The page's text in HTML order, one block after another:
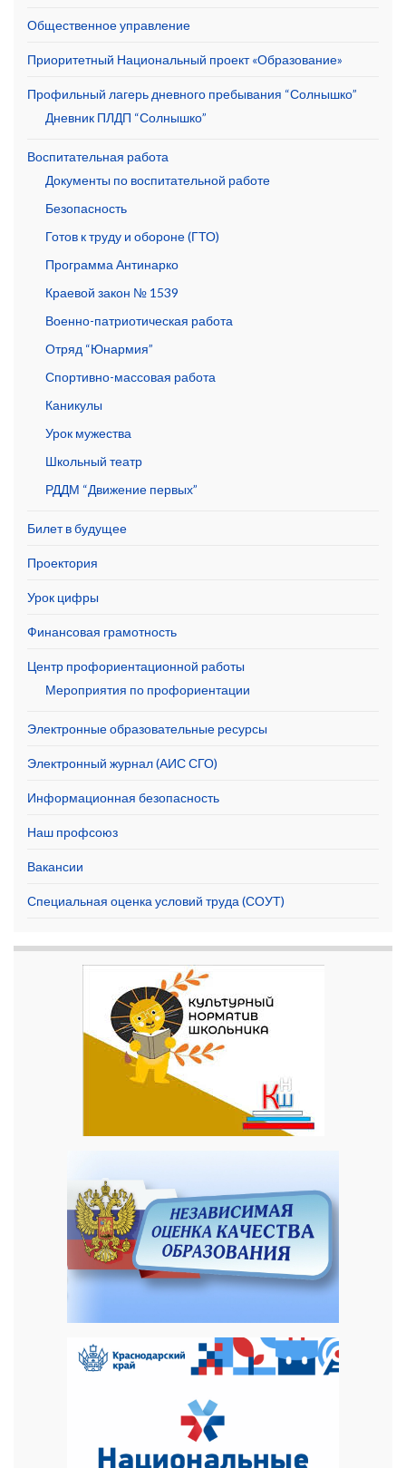
Общественное управление
Приоритетный Национальный проект «Образование»
Профильный лагерь дневного пребывания “Солнышко”
Дневник ПЛДП “Солнышко”
Воспитательная работа
Документы по воспитательной работе
Безопасность
Готов к труду и обороне (ГТО)
Программа Антинарко
Краевой закон № 1539
Военно-патриотическая работа
Отряд “Юнармия”
Спортивно-массовая работа
Каникулы
Урок мужества
Школьный театр
РДДМ “Движение первых”
Билет в будущее
Проектория
Урок цифры
Финансовая грамотность
Центр профориентационной работы
Мероприятия по профориентации
Электронные образовательные ресурсы
Электронный журнал (АИС СГО)
Информационная безопасность
Наш профсоюз
Вакансии
Специальная оценка условий труда (СОУТ)